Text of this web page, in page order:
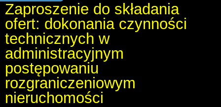
Zaproszenie do składania
ofert: dokonania czynności
technicznych w
administracyjnym
postępowaniu
rozgraniczeniowym
nieruchomości